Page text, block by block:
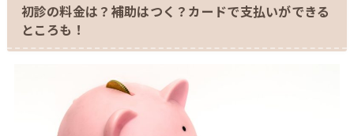
初診の料金は？補助はつく？カードで支払いができる
ところも！